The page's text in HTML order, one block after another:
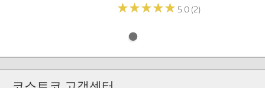
★★★★★
★★★★★ 5.0 (2)